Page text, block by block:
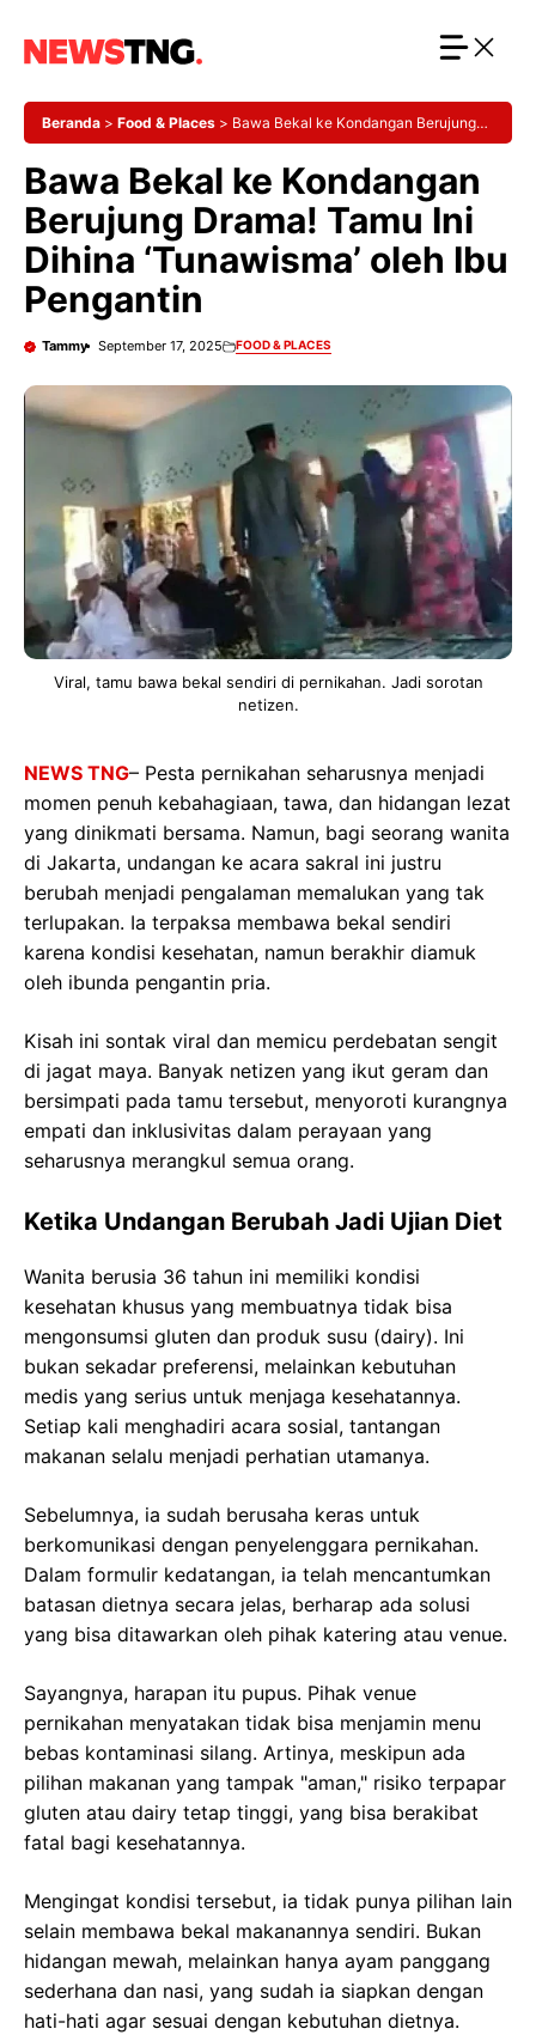
Beranda > Food & Places > Bawa Bekal ke Kondangan Berujung
Bawa Bekal ke Kondangan
Berujung Drama! Tamu Ini
Dihina ‘Tunawisma’ oleh Ibu
Pengantin
Tammy September 17, 2025 FOOD & PLACES
Viral, tamu bawa bekal sendiri di pernikahan. Jadi sorotan
netizen.
NEWS TNG– Pesta pernikahan seharusnya menjadi
momen penuh kebahagiaan, tawa, dan hidangan lezat
yang dinikmati bersama. Namun, bagi seorang wanita
di Jakarta, undangan ke acara sakral ini justru
berubah menjadi pengalaman memalukan yang tak
terlupakan. Ia terpaksa membawa bekal sendiri
karena kondisi kesehatan, namun berakhir diamuk
oleh ibunda pengantin pria.
Kisah ini sontak viral dan memicu perdebatan sengit
di jagat maya. Banyak netizen yang ikut geram dan
bersimpati pada tamu tersebut, menyoroti kurangnya
empati dan inklusivitas dalam perayaan yang
seharusnya merangkul semua orang.
Ketika Undangan Berubah Jadi Ujian Diet
Wanita berusia 36 tahun ini memiliki kondisi
kesehatan khusus yang membuatnya tidak bisa
mengonsumsi gluten dan produk susu (dairy). Ini
bukan sekadar preferensi, melainkan kebutuhan
medis yang serius untuk menjaga kesehatannya.
Setiap kali menghadiri acara sosial, tantangan
makanan selalu menjadi perhatian utamanya.
Sebelumnya, ia sudah berusaha keras untuk
berkomunikasi dengan penyelenggara pernikahan.
Dalam formulir kedatangan, ia telah mencantumkan
batasan dietnya secara jelas, berharap ada solusi
yang bisa ditawarkan oleh pihak katering atau venue.
Sayangnya, harapan itu pupus. Pihak venue
pernikahan menyatakan tidak bisa menjamin menu
bebas kontaminasi silang. Artinya, meskipun ada
pilihan makanan yang tampak "aman," risiko terpapar
gluten atau dairy tetap tinggi, yang bisa berakibat
fatal bagi kesehatannya.
Mengingat kondisi tersebut, ia tidak punya pilihan lain
selain membawa bekal makanannya sendiri. Bukan
hidangan mewah, melainkan hanya ayam panggang
sederhana dan nasi, yang sudah ia siapkan dengan
hati-hati agar sesuai dengan kebutuhan dietnya.